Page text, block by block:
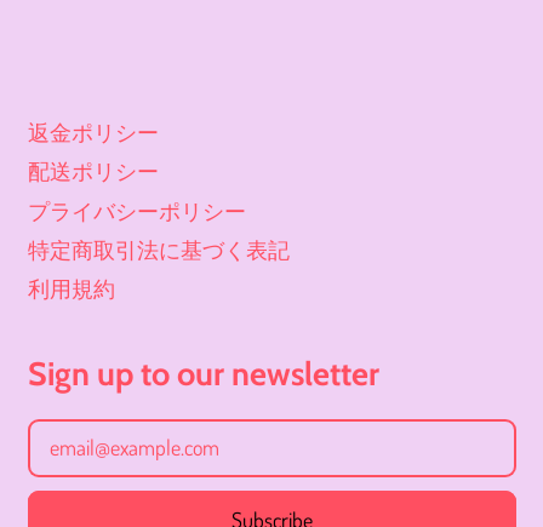
返金ポリシー
配送ポリシー
プライバシーポリシー
特定商取引法に基づく表記
利用規約
Sign up to our newsletter
Email Address
Subscribe
ウガンダ (JPY ¥)
ウクライナ (JPY ¥)
ウズベキスタン (JPY ¥)
ウルグアイ (JPY ¥)
エジプト (JPY ¥)
エストニア (JPY ¥)
エスワティニ (JPY ¥)
エチオピア (JPY ¥)